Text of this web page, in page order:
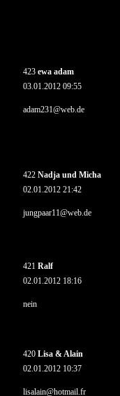
423 ewa adam
03.01.2012 09:55
adam231@web.de
422 Nadja und Micha
02.01.2012 21:42
jungpaar11@web.de
421 Ralf
02.01.2012 18:16
nein
420 Lisa & Alain
02.01.2012 10:37
lisalain@hotmail.fr